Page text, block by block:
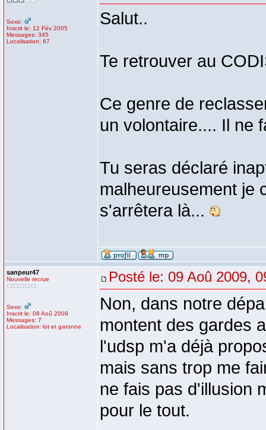
Sexe:
Inscrit le: 12 Fév 2005
Messages: 345
Localisation: 67
Salut..
Te retrouver au
Ce genre de
un volontaire.... Il ne
Tu seras déclaré
malheureusement je
s'arrêtera là...
sanpeur47
Nouvelle recrue
Sexe:
Inscrit le: 08 Aoû 2009
Messages: 7
Localisation: lot et garonne
Posté le: 09 Aoû 2009,
Non, dans notre
montent des gardes
l'udsp m'a déjà
mais sans trop me
ne fais pas d'illusion
pour le tout.